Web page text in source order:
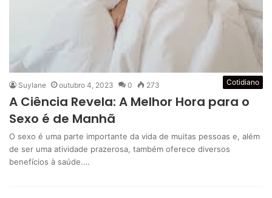
Cotidiano
Suylane outubro 4, 2023 0 273
A Ciência Revela: A Melhor Hora para o
Sexo é de Manhã
O sexo é uma parte importante da vida de muitas pessoas e, além
de ser uma atividade prazerosa, também oferece diversos
benefícios à saúde.…